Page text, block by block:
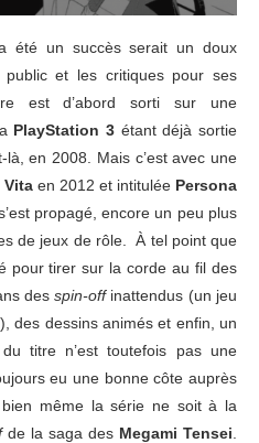
été un succès serait un doux
et les critiques pour ses
est d’abord sorti sur une
PlayStation 3 étant déjà sortie
en 2008. Mais c’est avec une
Vitaen 2012 et intitulée Persona
propagé, encore un peu plus
de jeux de rôle. À tel point que
pour tirer sur la corde au fil des
desspin-offinattendus (un jeu
des dessins animés et enfin, un
titre n’est toutefois pas une
eu une bonne côte auprès
même la série ne soit à la
de la saga des Megami Tensei